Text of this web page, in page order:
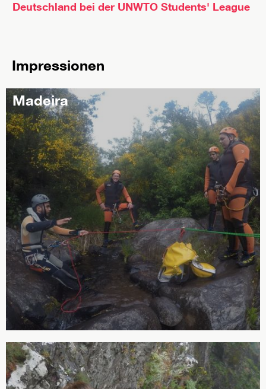
Deutschland bei der UNWTO Students' League
Impressionen
Madeira